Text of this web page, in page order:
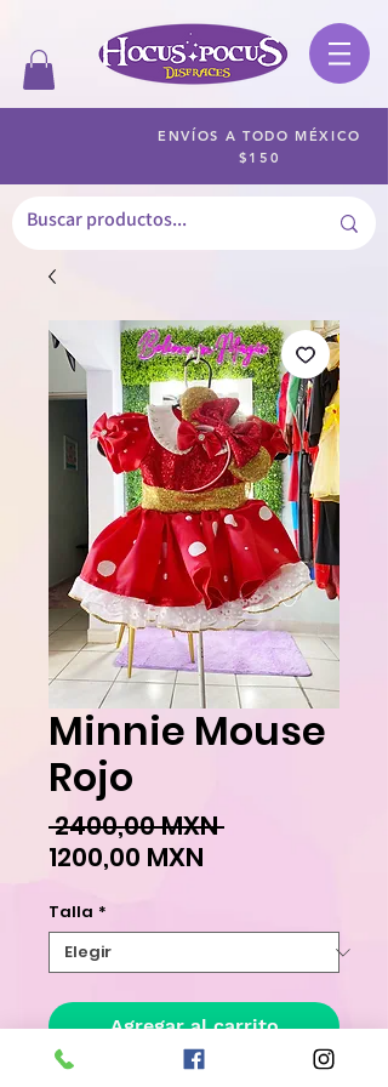
ENVÍOS A TODO MÉXICO
$150
Minnie Mouse
Rojo
2400,00 MXN Precio
1200,00 MXN
Talla *
Agregar al carrito